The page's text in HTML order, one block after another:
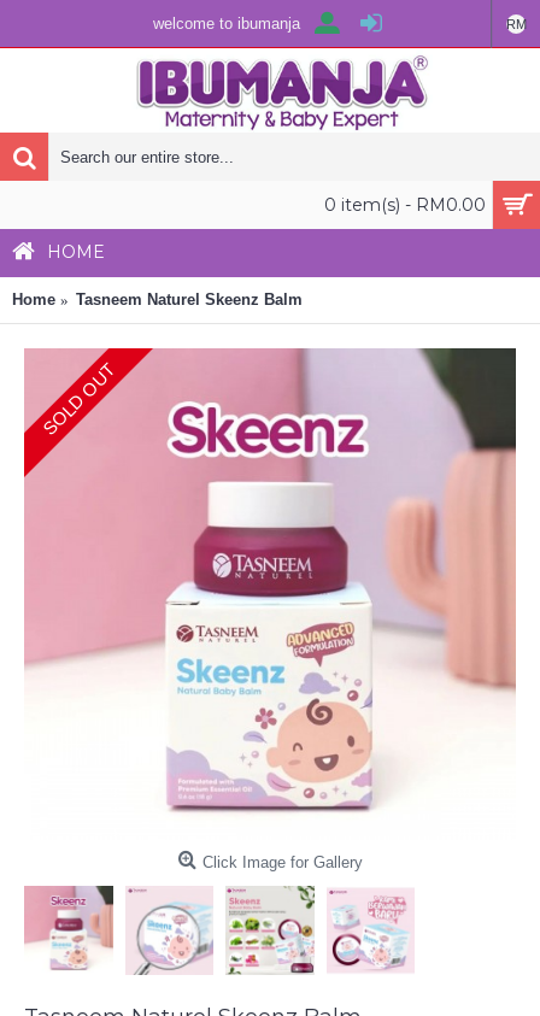
RM
welcome to ibumanja
0 item(s) - RM0.00
HOME
Home Tasneem Naturel Skeenz Balm
SOLD OUT
Click Image for Gallery